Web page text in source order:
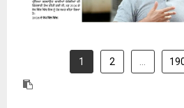
1 2 …